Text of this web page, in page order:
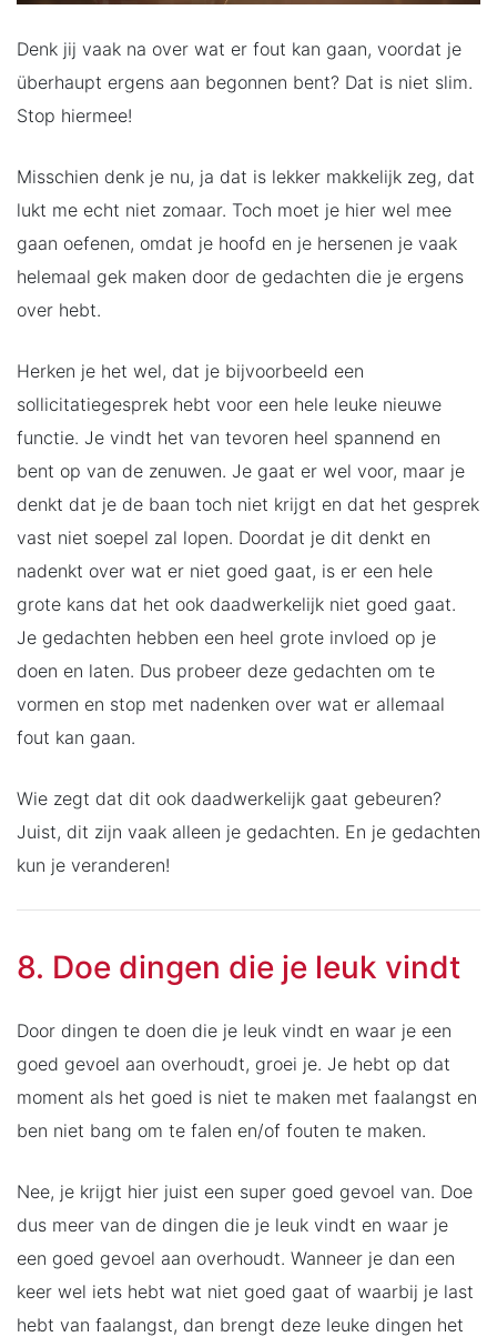
Denk jij vaak na over wat er fout kan gaan, voordat je
überhaupt ergens aan begonnen bent? Dat is niet slim.
Stop hiermee!
Misschien denk je nu, ja dat is lekker makkelijk zeg, dat
lukt me echt niet zomaar. Toch moet je hier wel mee
gaan oefenen, omdat je hoofd en je hersenen je vaak
helemaal gek maken door de gedachten die je ergens
over hebt.
Herken je het wel, dat je bijvoorbeeld een
sollicitatiegesprek hebt voor een hele leuke nieuwe
functie. Je vindt het van tevoren heel spannend en
bent op van de zenuwen. Je gaat er wel voor, maar je
denkt dat je de baan toch niet krijgt en dat het gesprek
vast niet soepel zal lopen. Doordat je dit denkt en
nadenkt over wat er niet goed gaat, is er een hele
grote kans dat het ook daadwerkelijk niet goed gaat.
Je gedachten hebben een heel grote invloed op je
doen en laten. Dus probeer deze gedachten om te
vormen en stop met nadenken over wat er allemaal
fout kan gaan.
Wie zegt dat dit ook daadwerkelijk gaat gebeuren?
Juist, dit zijn vaak alleen je gedachten. En je gedachten
kun je veranderen!
8. Doe dingen die je leuk vindt
Door dingen te doen die je leuk vindt en waar je een
goed gevoel aan overhoudt, groei je. Je hebt op dat
moment als het goed is niet te maken met faalangst en
ben niet bang om te falen en/of fouten te maken.
Nee, je krijgt hier juist een super goed gevoel van. Doe
dus meer van de dingen die je leuk vindt en waar je
een goed gevoel aan overhoudt. Wanneer je dan een
keer wel iets hebt wat niet goed gaat of waarbij je last
hebt van faalangst, dan brengt deze leuke dingen het